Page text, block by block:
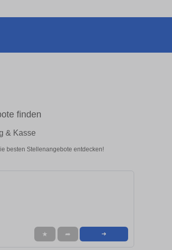
finden
& Kasse
besten Stellenangebote entdecken!
★ ➦ ➜